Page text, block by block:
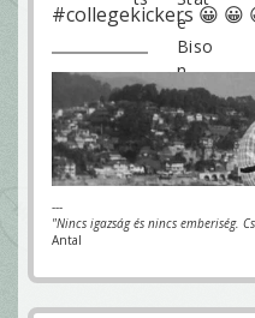
#collegekickers 😀 😀
---
"Nincs igazság és nincs emberiség.
Antal